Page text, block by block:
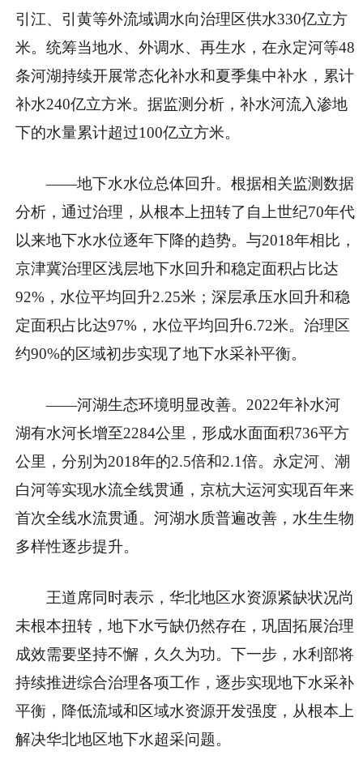
引江、引黄等外流域调水向治理区供水330亿立方
米。统筹当地水、外调水、再生水，在永定河等48
条河湖持续开展常态化补水和夏季集中补水，累计
补水240亿立方米。据监测分析，补水河流入渗地
下的水量累计超过100亿立方米。
——地下水水位总体回升。根据相关监测数据
分析，通过治理，从根本上扭转了自上世纪70年代
以来地下水水位逐年下降的趋势。与2018年相比，
京津冀治理区浅层地下水回升和稳定面积占比达
92%，水位平均回升2.25米；深层承压水回升和稳
定面积占比达97%，水位平均回升6.72米。治理区
约90%的区域初步实现了地下水采补平衡。
——河湖生态环境明显改善。2022年补水河
湖有水河长增至2284公里，形成水面面积736平方
公里，分别为2018年的2.5倍和2.1倍。永定河、潮
白河等实现水流全线贯通，京杭大运河实现百年来
首次全线水流贯通。河湖水质普遍改善，水生生物
多样性逐步提升。
王道席同时表示，华北地区水资源紧缺状况尚
未根本扭转，地下水亏缺仍然存在，巩固拓展治理
成效需要坚持不懈，久久为功。下一步，水利部将
持续推进综合治理各项工作，逐步实现地下水采补
平衡，降低流域和区域水资源开发强度，从根本上
解决华北地区地下水超采问题。